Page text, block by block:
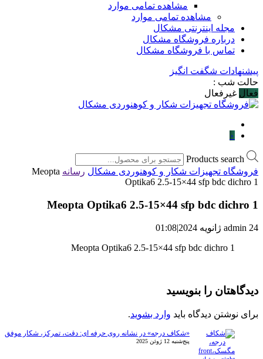
مشاهده تمامی موارد
مشاهده تمامی موارد
مجله اینترنتی مشکال
درباره فروشگاه مشکال
تماس با فروشگاه مشکال
پیشنهادات شگفت انگیز
حالت شب :
فعال غیرفعال
۰
Products search
فروشگاه تجهیزات شکار و کوهنوردی مشکال رسانه Meopta
Optika6 2.5-15×44 sfp bdc dichro 1
Meopta Optika6 2.5-15×44 sfp bdc dichro 1
admin 24 ژانویه 2024 |
01:08
Meopta Optika6 2.5-15×44 sfp bdc dichro 1
دیدگاهتان را بنویسید
برای نوشتن دیدگاه باید وارد بشوید.
«شکاف درجه» در نشانه روی حرفه ای: دقت، تمرکز، شکار موفق
پنج‌شنبه 12 ژوئن 2025